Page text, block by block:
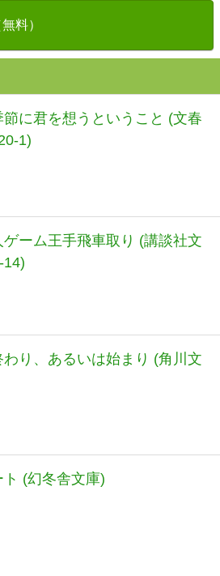
料）
に君を想うということ (文春
1)
ゲーム王手飛車取り (講談社文
14)
り、あるいは始まり (角川文
(幻冬舎文庫)